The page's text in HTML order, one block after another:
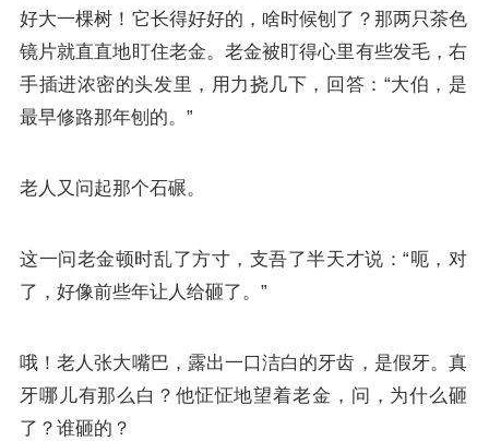
好大一棵树！它长得好好的，啥时候刨了？那两只茶色
镜片就直直地盯住老金。老金被盯得心里有些发毛，右
手插进浓密的头发里，用力挠几下，回答：“大伯，是
最早修路那年刨的。”
老人又问起那个石碾。
这一问老金顿时乱了方寸，支吾了半天才说：“呃，对
了，好像前些年让人给砸了。”
哦！老人张大嘴巴，露出一口洁白的牙齿，是假牙。真
牙哪儿有那么白？他怔怔地望着老金，问，为什么砸
了？谁砸的？